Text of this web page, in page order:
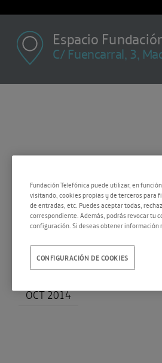
Espacio
C/ Fuencarral, 3,
11
OCT 2014
M X
Fundación Telefónica puede utilizar, en
visitando, cookies propias y de terceros para
de entradas, etc. Puedes aceptar todas,
correspondiente. Además, podrás revocar tu
configuración. Si deseas obtener información
CONFIGURACIÓN DE COOKIES